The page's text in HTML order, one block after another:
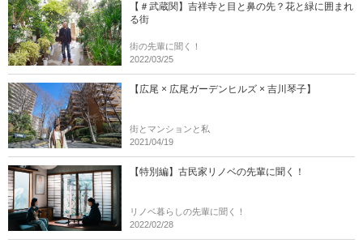
【＃武蔵関】吉祥寺と目と鼻の先？花と緑に囲まれ
る街
街の先輩に聞く！
2022/03/25
【広尾 × 広尾ガーデンヒルズ × 吉川琴子】
街とマンションと私
2021/04/19
【特別編】古民家リノベの先輩に聞く！
リノベ暮らしの先輩に聞く！
2022/02/28